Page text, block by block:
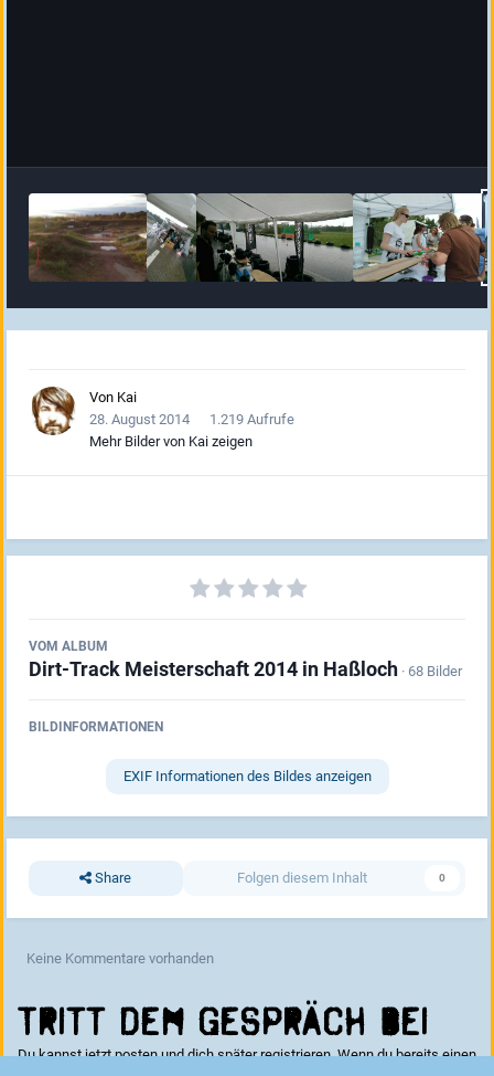
Von Kai
28. August 2014
1.219 Aufrufe
Mehr Bilder von Kai zeigen
VOM ALBUM
Dirt-Track Meisterschaft 2014 in Haßloch · 68 Bilder
BILDINFORMATIONEN
EXIF Informationen des Bildes anzeigen
Share Folgen diesem Inhalt 0
Keine Kommentare vorhanden
Tritt dem Gespräch bei
Du kannst jetzt posten und dich später registrieren. Wenn du bereits einen